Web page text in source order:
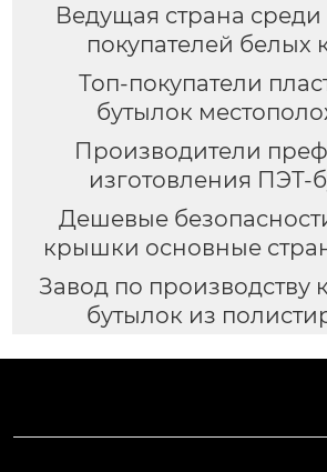
Ведущая страна
покупателей белых
Топ-покупатели
бутылок
Производители
изготовления ПЭТ-
Дешевые
крышки основные
Завод по производству
бутылок из